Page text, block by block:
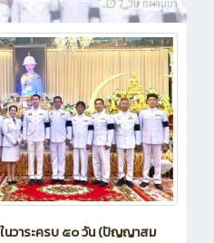
7 วัน ที่ผ่านมา